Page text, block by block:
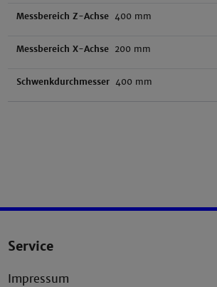
Messbereich Z-Achse 400 mm
Messbereich X-Achse 200 mm
Schwenkdurchmesser 400 mm
Service
Impressum